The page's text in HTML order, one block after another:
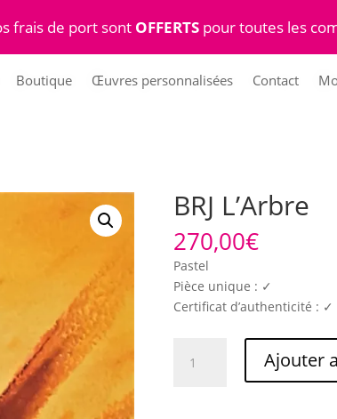
frais de port sont OFFERTS pour toutes les
Boutique Œuvres personnalisées Contact
BRJ L’Arbre
270,00€
Pastel
Pièce unique : ✓
Certificat d’authenticité : ✓
Ajouter